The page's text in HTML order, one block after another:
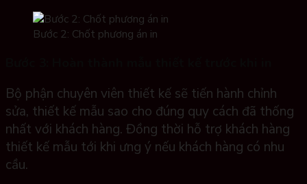
Bước 2: Chốt phương án in
Bộ phận chuyên viên thiết kế sẽ tiến hành chỉnh
sửa, thiết kế mẫu sao cho đúng quy cách đã thống
nhất với khách hàng. Đồng thời hỗ trợ khách hàng
thiết kế mẫu tới khi ưng ý nếu khách hàng có nhu
cầu.